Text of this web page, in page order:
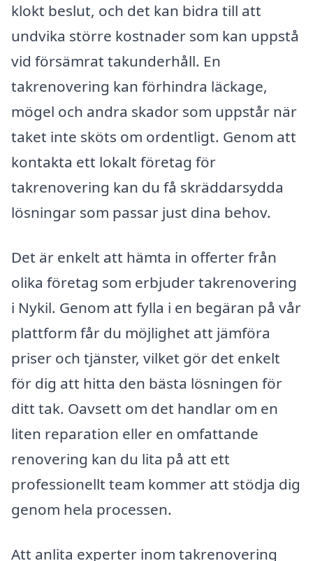
klokt beslut, och det kan bidra till att
undvika större kostnader som kan uppstå
vid försämrat takunderhåll. En
takrenovering kan förhindra läckage,
mögel och andra skador som uppstår när
taket inte sköts om ordentligt. Genom att
kontakta ett lokalt företag för
takrenovering kan du få skräddarsydda
lösningar som passar just dina behov.
Det är enkelt att hämta in offerter från
olika företag som erbjuder takrenovering
i Nykil. Genom att fylla i en begäran på vår
plattform får du möjlighet att jämföra
priser och tjänster, vilket gör det enkelt
för dig att hitta den bästa lösningen för
ditt tak. Oavsett om det handlar om en
liten reparation eller en omfattande
renovering kan du lita på att ett
professionellt team kommer att stödja dig
genom hela processen.
Att anlita experter inom takrenovering